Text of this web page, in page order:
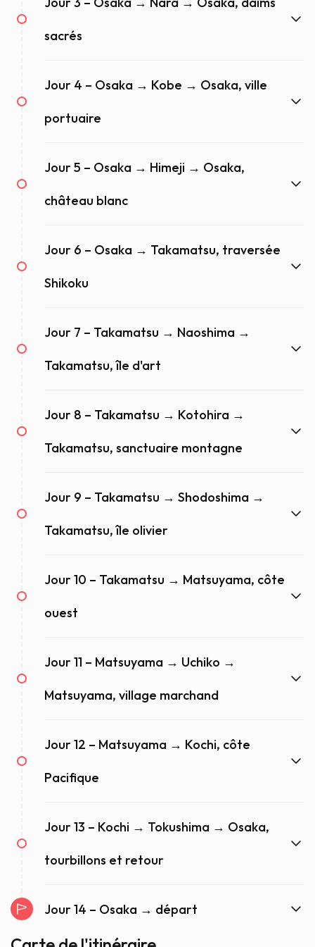
sacrés
Jour 4 – Osaka → Kobe → Osaka, ville
portuaire
Jour 5 – Osaka → Himeji → Osaka,
château blanc
Jour 6 – Osaka → Takamatsu, traversée
Shikoku
Jour 7 – Takamatsu → Naoshima →
Takamatsu, île d'art
Jour 8 – Takamatsu → Kotohira →
Takamatsu, sanctuaire montagne
Jour 9 – Takamatsu → Shodoshima →
Takamatsu, île olivier
Jour 10 – Takamatsu → Matsuyama, côte
ouest
Jour 11 – Matsuyama → Uchiko →
Matsuyama, village marchand
Jour 12 – Matsuyama → Kochi, côte
Pacifique
Jour 13 – Kochi → Tokushima → Osaka,
tourbillons et retour
Jour 14 – Osaka → départ